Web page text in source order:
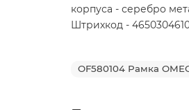
корпуса - серебро
Штрихкод -
OF580104 Рамка